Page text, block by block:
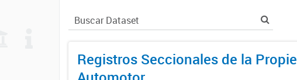
Registros Seccionales de la